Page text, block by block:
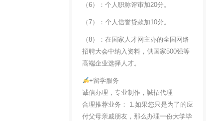
（6）：个人职称评审加20分。
（7）：个人信誉贷款加10分。
（8）：在国家人才网主办的全国网络
招聘大会中纳入资料，供国家500强等
高端企业选择人才。
+留学服务
诚信办理，专业制作，誠招代理
合理推荐业务： 1.如果您只是为了的应
付父母亲戚朋友，那么办理一份大学毕